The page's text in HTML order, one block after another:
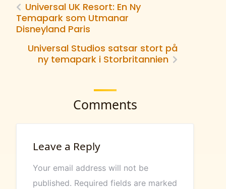
Universal UK Resort: En Ny
Temapark som Utmanar
Disneyland Paris
Universal Studios satsar stort på
ny temapark i Storbritannien
Comments
Leave a Reply
Your email address will not be
published. Required fields are marked